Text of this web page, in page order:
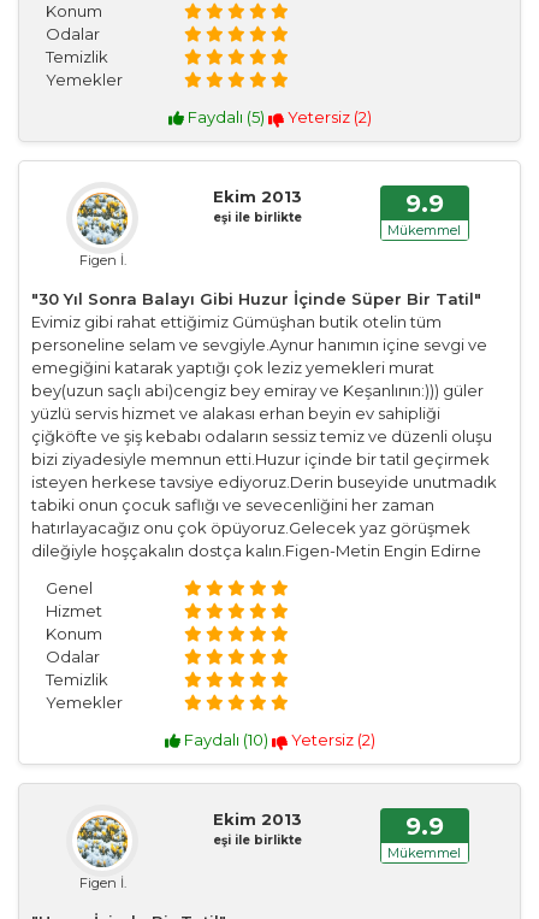
Konum
Odalar
Temizlik
Yemekler
Faydalı (5) Yetersiz (2)
Figen İ.
Ekim 2013
eşi ile birlikte 9.9
Mükemmel
"30 Yıl Sonra Balayı Gibi Huzur İçinde Süper Bir Tatil"
Evimiz gibi rahat ettiğimiz Gümüşhan butik otelin tüm
personeline selam ve sevgiyle.Aynur hanımın içine sevgi ve
emegiğini katarak yaptığı çok leziz yemekleri murat
bey(uzun saçlı abi)cengiz bey emiray ve Keşanlının:))) güler
yüzlü servis hizmet ve alakası erhan beyin ev sahipliği
çiğköfte ve şiş kebabı odaların sessiz temiz ve düzenli oluşu
bizi ziyadesiyle memnun etti.Huzur içinde bir tatil geçirmek
isteyen herkese tavsiye ediyoruz.Derin buseyide unutmadık
tabiki onun çocuk saflığı ve sevecenliğini her zaman
hatırlayacağız onu çok öpüyoruz.Gelecek yaz görüşmek
dileğiyle hoşçakalın dostça kalın.Figen-Metin Engin Edirne
Genel
Hizmet
Konum
Odalar
Temizlik
Yemekler
Faydalı (10) Yetersiz (2)
Figen İ.
Ekim 2013
eşi ile birlikte 9.9
Mükemmel